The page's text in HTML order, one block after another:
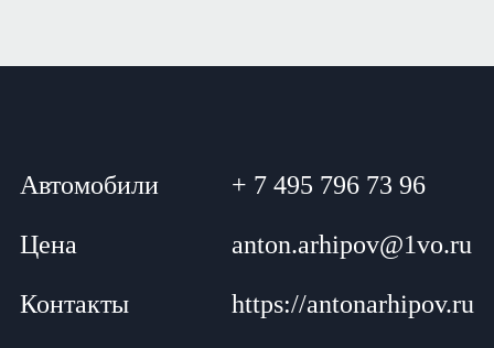
Автомобили
Цена
Контакты
+ 7 495 796 73 96
anton.arhipov@1vo.ru
https://antonarhipov.ru